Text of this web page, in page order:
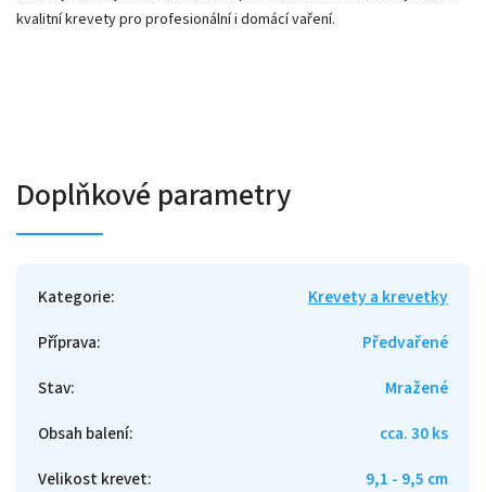
kvalitní krevety pro profesionální i domácí vaření.
Doplňkové parametry
Kategorie:
Krevety a krevetky
Příprava:
Předvařené
Stav:
Mražené
Obsah balení:
cca. 30 ks
Velikost krevet:
9,1 - 9,5 cm